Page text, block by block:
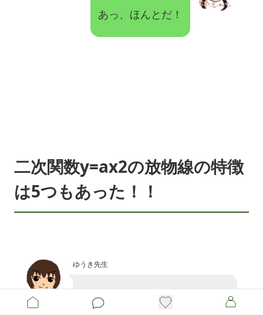
あっ、ほんとだ！
二次関数y=ax2の放物線の特徴
は5つもあった！！
ゆうき先生
これで、5つ見つけられたね。